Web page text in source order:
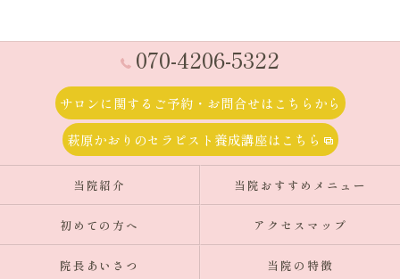
070-4206-5322
サロンに関するご予約・お問合せはこちらから
萩原かおりのセラピスト養成講座はこちら
当院紹介 当院おすすめメニュー
初めての方へ アクセスマップ
院長あいさつ 当院の特徴